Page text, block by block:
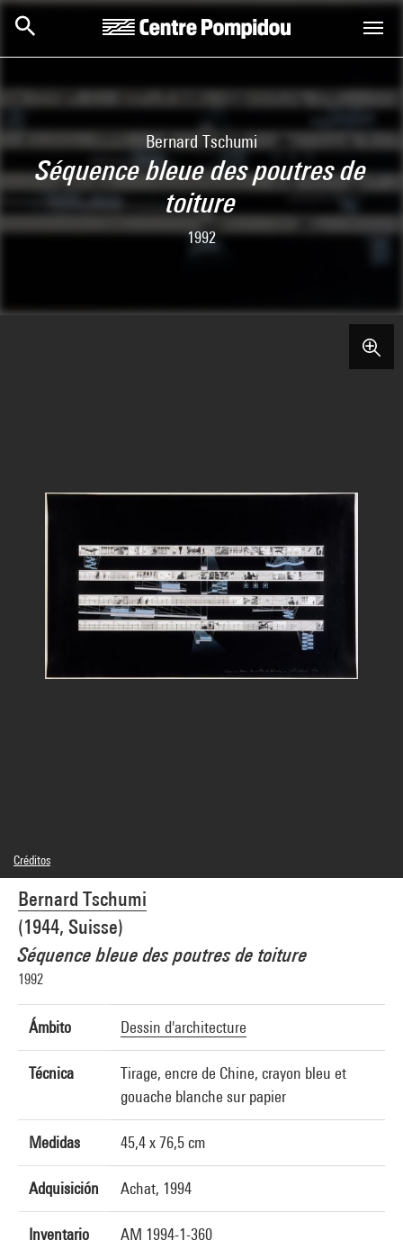
Skip to main content
Centre Pompidou
Bernard Tschumi
Séquence bleue des poutres de
toiture
1992
Bernard Tschumi
(1944, Suisse)
Séquence bleue des poutres de toiture
1992
Ámbito Dessin d'architecture
Técnica
Tirage, encre de Chine, crayon bleu et
gouache blanche sur papier
Medidas 45,4 x 76,5 cm
Adquisición Achat, 1994
Inventario AM 1994-1-360
Créditos
© Bernard Tschumi
Créditos fotográficos : Centre Pompidou, MNAM-CCI/Adam Rzepka/Dist.
GrandPalaisRmn
Referencia de la imagen : 4R13632 [1999 CX 3106]
Difusión de la imagen :GrandPalaisRmnPhoto